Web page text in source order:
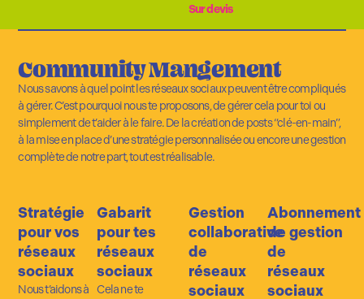
Sur devis
Stratégie
pour vos
réseaux
sociaux
Nous t’aidons à
Gabarit
pour tes
réseaux
sociaux
Cela ne te
Gestion
collaborative
de
réseaux
sociaux
Abonnement
de gestion
de
réseaux
sociaux
Community Mangement
Nous savons à quel point les réseaux sociaux peuvent être compliqués
à gérer. C’est pourquoi nous te proposons, de gérer cela pour toi ou
simplement de t’aider à le faire. De la création de posts “clé-en-main”,
à la mise en place d’une stratégie personnalisée ou encore une gestion
complète de notre part, tout est réalisable.